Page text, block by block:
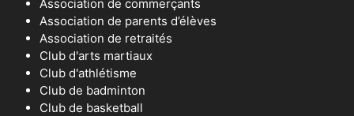
Association de commerçants
Association de parents d’élèves
Association de retraités
Club d'arts martiaux
Club d'athlétisme
Club de badminton
Club de basketball